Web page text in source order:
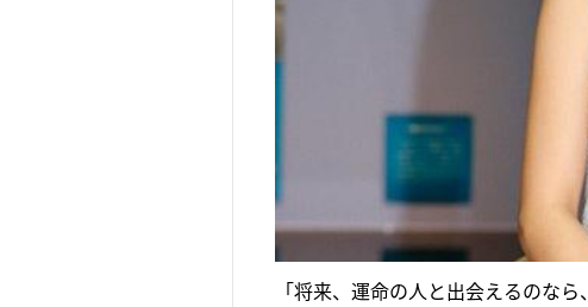
「将来、運命の人と出会えるのな